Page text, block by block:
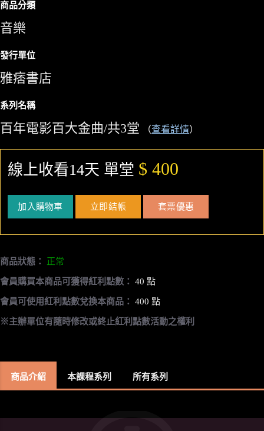
商品分類
音樂
發行單位
雅痞書店
系列名稱
百年電影百大金曲/共3堂 （查看詳情）
線上收看14天 單堂 $ 400
加入購物車 立即結帳 套票優惠
商品狀態： 正常
會員購買本商品可獲得紅利點數： 40 點
會員可使用紅利點數兌換本商品： 400 點
※主辦單位有隨時修改或終止紅利點數活動之權利
商品介紹 本課程系列 所有系列